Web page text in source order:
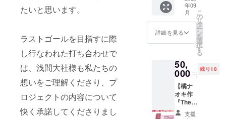
たいと思います。
ラストゴールを目指すに際
し行なわれた打ち合わせで
は、浅間大社様も私たちの
想いをご理解くださり、プ
ロジェクトの内容について
快く承諾してくださりまし
けしま
す。 富
士山見
る派の
トです
【トー
グ】 本
体サイ
ズ：
W360X
今回の
為の描
き下ろ
しイラ
インを
掛け合
わせた
特別デ
ザイン
のTシャ
ツ・ア
ト】
【富士
山がバ
カ好き
だもん
で】ver.
ンハー
トプロ
ジェク
トの象
徴でも
ある
『The
年09
月
詳細を見る
こ
の
リ
タ
ー
ン
を
選
択
す
る
50,
000 円
残り18
【橘ナ
オキ作
『The
Birth』
支援